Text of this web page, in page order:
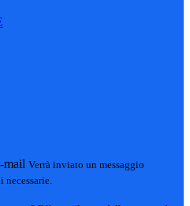
mail Verrà inviato un messaggio